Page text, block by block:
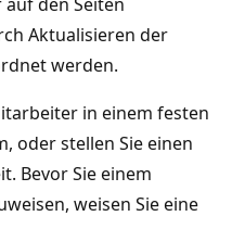
den Seiten
Aktualisieren der
werden.
in einem festen
oder stellen Sie einen
Bevor Sie einem
weisen Sie eine